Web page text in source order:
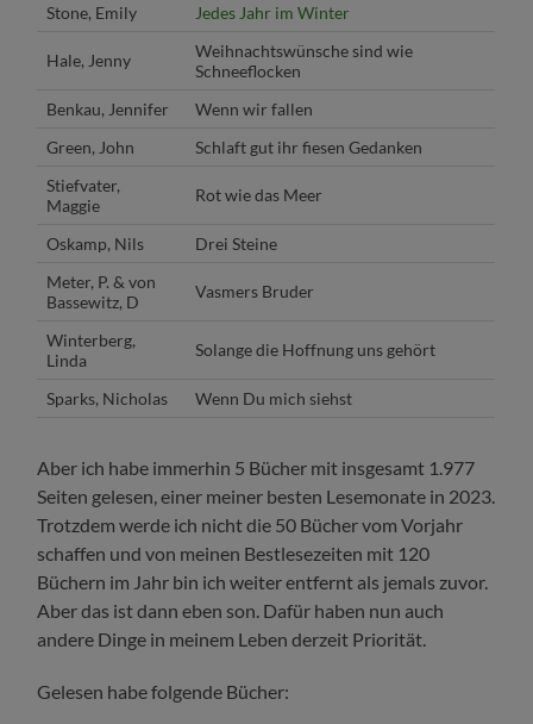
Stone, Emily
Jedes Jahr im Winter
Hale, Jenny
Weihnachtswünsche sind wie
Schneeflocken
Benkau, Jennifer
Wenn wir fallen
Green, John
Schlaft gut ihr fiesen Gedanken
Stiefvater,
Maggie
Rot wie das Meer
Oskamp, Nils
Drei Steine
Meter, P. & von
Bassewitz, D
Vasmers Bruder
Winterberg,
Linda
Solange die Hoffnung uns gehört
Sparks, Nicholas Wenn Du mich siehst
Aber ich habe immerhin 5 Bücher mit insgesamt 1.977
Seiten gelesen, einer meiner besten Lesemonate in 2023.
Trotzdem werde ich nicht die 50 Bücher vom Vorjahr
schaffen und von meinen Bestlesezeiten mit 120
Büchern im Jahr bin ich weiter entfernt als jemals zuvor.
Aber das ist dann eben son. Dafür haben nun auch
andere Dinge in meinem Leben derzeit Priorität.
Gelesen habe folgende Bücher: